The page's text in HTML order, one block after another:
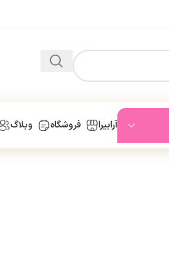
آرابیرا فروشگاه وبلاگ